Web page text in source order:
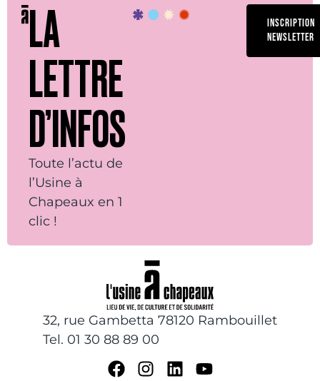
LA
LETTRE
D’INFOS
Toute l’actu de
l’Usine à
Chapeaux en 1
clic !
INSCRIPTION
NEWSLETTER
32, rue Gambetta 78120 Rambouillet
Tel. 01 30 88 89 00